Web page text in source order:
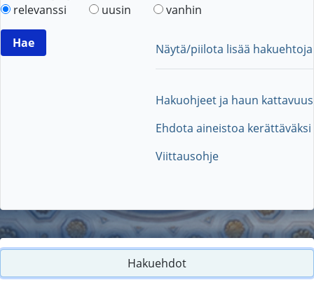
relevanssi
uusin vanhin
Näytä/piilota lisää hakuehtoja
Hakuohjeet ja haun kattavuus
Ehdota aineistoa kerättäväksi
Viittausohje
Hakuehdot